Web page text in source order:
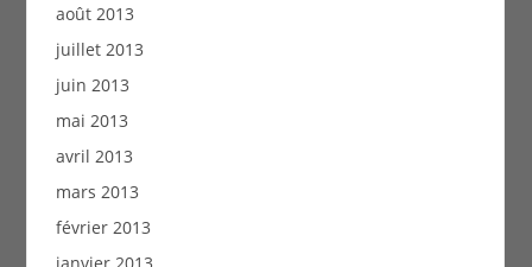
août 2013
juillet 2013
juin 2013
mai 2013
avril 2013
mars 2013
février 2013